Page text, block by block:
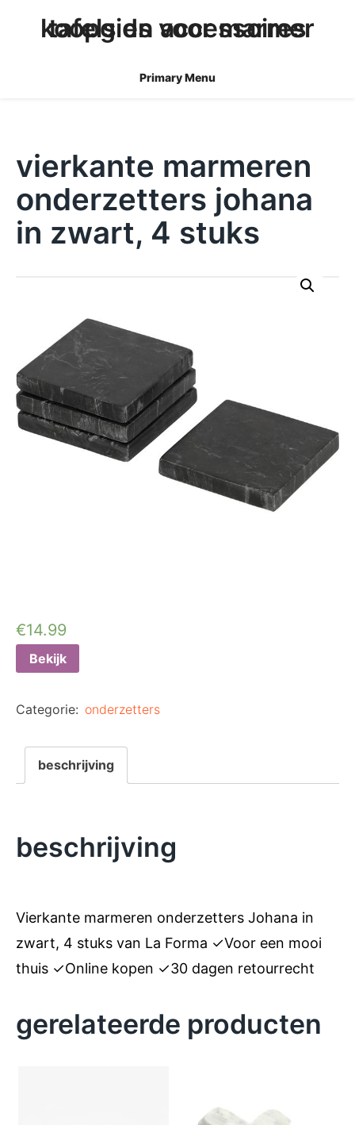
koopgids voor marmer tafels en accessoires
Primary Menu
vierkante marmeren
onderzetters johana
in zwart, 4 stuks
€14.99
Bekijk
Categorie: onderzetters
beschrijving
beschrijving
Vierkante marmeren onderzetters Johana in
zwart, 4 stuks van La Forma ✓Voor een mooi
thuis ✓Online kopen ✓30 dagen retourrecht
gerelateerde producten